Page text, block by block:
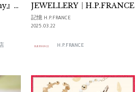
』コ
モ
JEWELLERY｜H.P.FRANCE
記憶 H.P.FRANCE
2025.03.22
H.P.FRANCE